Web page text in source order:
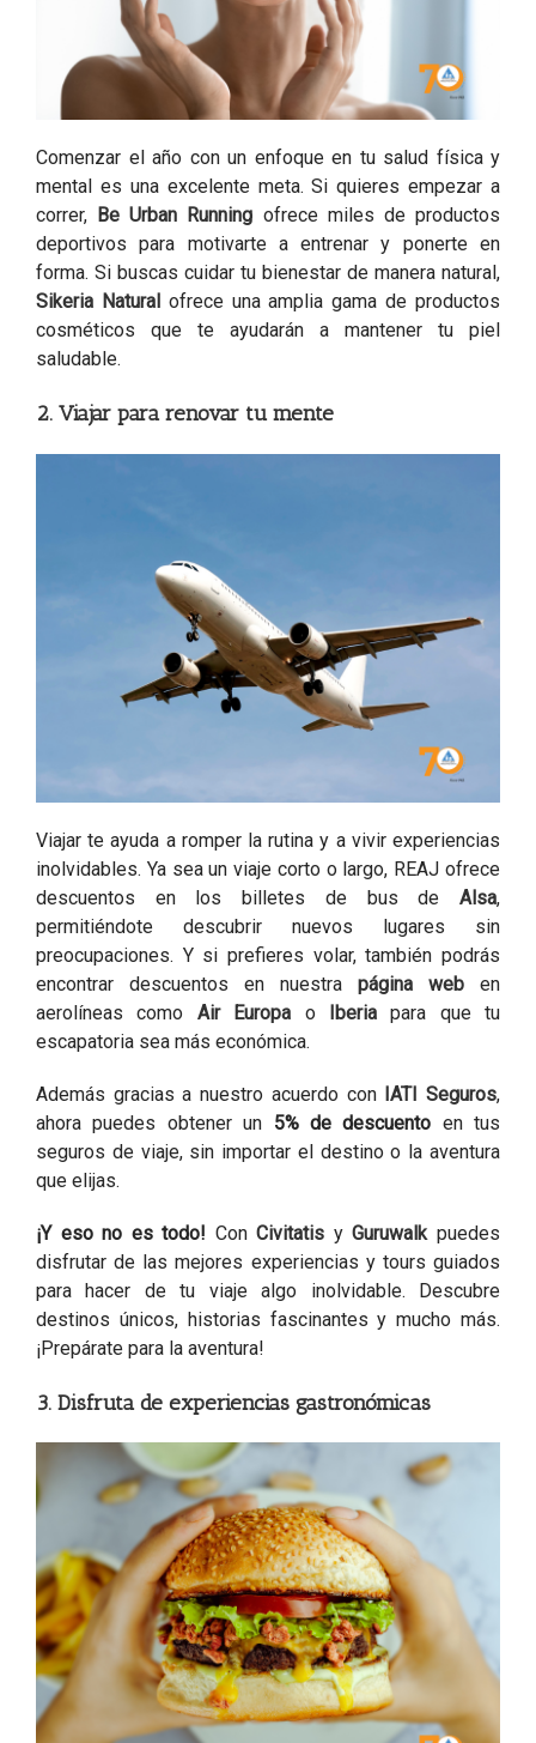
Comenzar el año con un enfoque en tu salud física y
mental es una excelente meta. Si quieres empezar a
correr, Be Urban Running ofrece miles de productos
deportivos para motivarte a entrenar y ponerte en
forma. Si buscas cuidar tu bienestar de manera natural,
Sikeria Naturalofrece una amplia gama de productos
cosméticos que te ayudarán a mantener tu piel
saludable.
2. Viajar para renovar tu mente
Viajar te ayuda a romper la rutina y a vivir experiencias
inolvidables. Ya sea un viaje corto o largo, REAJ ofrece
descuentos en los billetes de bus de Alsa,
permitiéndote descubrir nuevos lugares sin
preocupaciones. Y si prefieres volar, también podrás
encontrar descuentos en nuestra página web en
aerolíneas como Air Europa o Iberiapara que tu
escapatoria sea más económica.
Además gracias a nuestro acuerdo con IATI Seguros,
ahora puedes obtener un 5% de descuento en tus
seguros de viaje, sin importar el destino o la aventura
que elijas.
¡Y eso no es todo! ConCivitatis yGuruwalkpuedes
disfrutar de las mejores experiencias y tours guiados
para hacer de tu viaje algo inolvidable. Descubre
destinos únicos, historias fascinantes y mucho más.
¡Prepárate para la aventura!
3. Disfruta de experiencias gastronómicas